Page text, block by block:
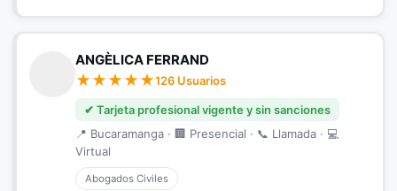
ANGÈLICA FERRAND
126 Usuarios
✔ Tarjeta profesional vigente y sin sanciones
📍 Bucaramanga · 🏢 Presencial · 📞 Llamada · 💻
Virtual
Abogados Civiles